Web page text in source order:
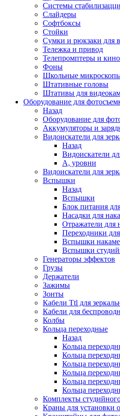
Системы
Слайдеры
Софтбоксы
Стойки
Сумки и рюкзаки для
Тележка и привод
Телепромптеры и
Фоны
Школьные
Штативные головы
Штативы для
Оборудование для
Назад
Оборудование для
Аккумуляторы и
Видоискатели для
Назад
Видоискатели
А, уровни
Видоискатели для
Вспышки
Назад
Вспышки
Блок питания
Насадки для
Отражатели для
Переходники
Вспышки
Вспышки
Генераторы эффектов
Грузы
Держатели
Зажимы
Зонты
Кабели Ttl для
Кабели для
Колбы
Кольца переходные
Назад
Кольца
Кольца
Кольца
Кольца
Кольца
Кольца
Комплекты
Краны для установки